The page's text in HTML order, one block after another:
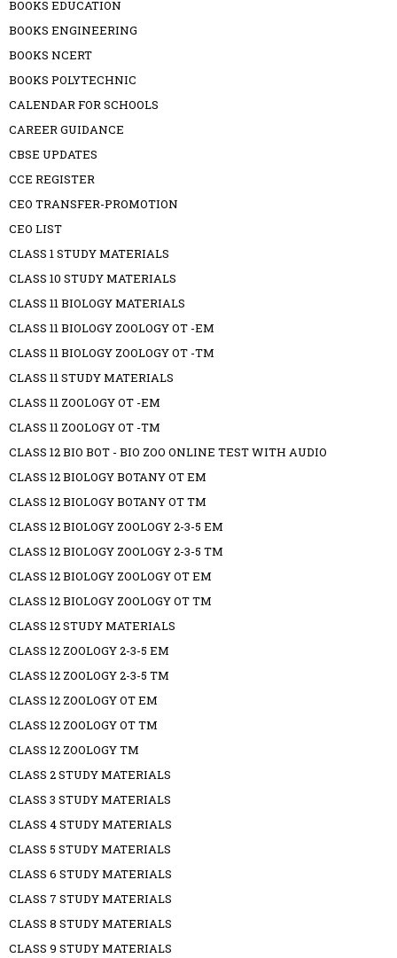
BOOKS EDUCATION
BOOKS ENGINEERING
BOOKS NCERT
BOOKS POLYTECHNIC
CALENDAR FOR SCHOOLS
CAREER GUIDANCE
CBSE UPDATES
CCE REGISTER
CEO TRANSFER-PROMOTION
CEO LIST
CLASS 1 STUDY MATERIALS
CLASS 10 STUDY MATERIALS
CLASS 11 BIOLOGY MATERIALS
CLASS 11 BIOLOGY ZOOLOGY OT -EM
CLASS 11 BIOLOGY ZOOLOGY OT -TM
CLASS 11 STUDY MATERIALS
CLASS 11 ZOOLOGY OT -EM
CLASS 11 ZOOLOGY OT -TM
CLASS 12 BIO BOT - BIO ZOO ONLINE TEST WITH AUDIO
CLASS 12 BIOLOGY BOTANY OT EM
CLASS 12 BIOLOGY BOTANY OT TM
CLASS 12 BIOLOGY ZOOLOGY 2-3-5 EM
CLASS 12 BIOLOGY ZOOLOGY 2-3-5 TM
CLASS 12 BIOLOGY ZOOLOGY OT EM
CLASS 12 BIOLOGY ZOOLOGY OT TM
CLASS 12 STUDY MATERIALS
CLASS 12 ZOOLOGY 2-3-5 EM
CLASS 12 ZOOLOGY 2-3-5 TM
CLASS 12 ZOOLOGY OT EM
CLASS 12 ZOOLOGY OT TM
CLASS 12 ZOOLOGY TM
CLASS 2 STUDY MATERIALS
CLASS 3 STUDY MATERIALS
CLASS 4 STUDY MATERIALS
CLASS 5 STUDY MATERIALS
CLASS 6 STUDY MATERIALS
CLASS 7 STUDY MATERIALS
CLASS 8 STUDY MATERIALS
CLASS 9 STUDY MATERIALS